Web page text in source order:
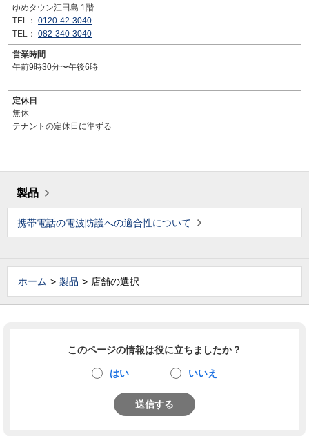
ゆめタウン江田島 1階
TEL： 0120-42-3040
TEL： 082-340-3040
営業時間
午前9時30分〜午後6時
定休日
無休
テナントの定休日に準ずる
製品
携帯電話の電波防護への適合性について
ホーム 製品 店舗の選択
このページの情報は役に立ちましたか？
はい いいえ
送信する